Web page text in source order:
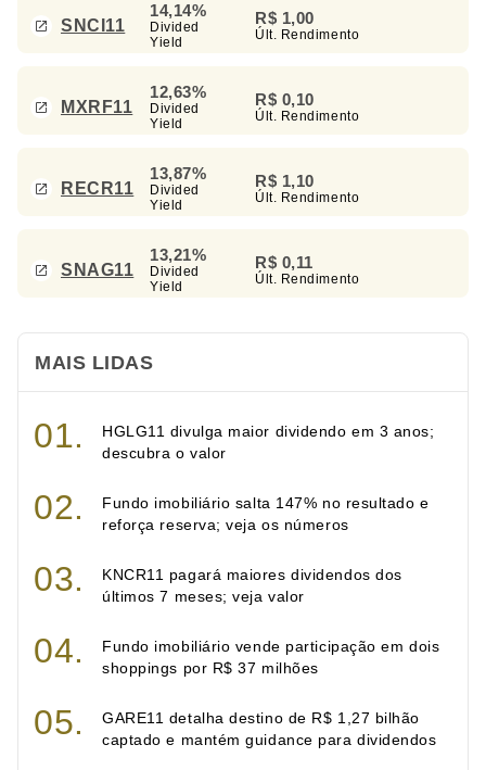
SNCI11
14,14%
Divided
Yield
R$ 1,00
Últ. Rendimento
MXRF11
12,63%
Divided
Yield
R$ 0,10
Últ. Rendimento
RECR11
13,87%
Divided
Yield
R$ 1,10
Últ. Rendimento
SNAG11
13,21%
Divided
Yield
R$ 0,11
Últ. Rendimento
MAIS LIDAS
HGLG11 divulga maior dividendo em 3 anos;
descubra o valor
Fundo imobiliário salta 147% no resultado e
reforça reserva; veja os números
KNCR11 pagará maiores dividendos dos
últimos 7 meses; veja valor
Fundo imobiliário vende participação em dois
shoppings por R$ 37 milhões
GARE11 detalha destino de R$ 1,27 bilhão
captado e mantém guidance para dividendos